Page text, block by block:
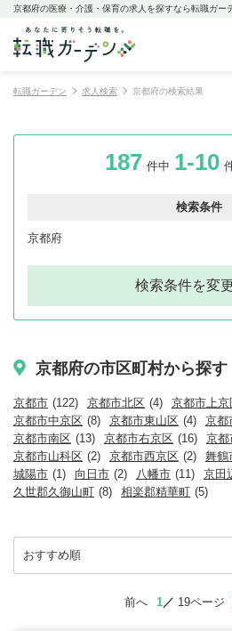
京都府の医療・介護・保育の求人を探すなら転職ガー
転職ガーデン 求人検索 京都府の検索結果
187 件中 1-10
検索条件
京都府
検索条件を変
京都府の市区町村から探す
京都市 (122) 京都市北区 (4) 京都市上京
京都市中京区 (8) 京都市東山区 (4) 京都
京都市南区 (13) 京都市右京区 (16) 京都
京都市山科区 (2) 京都市西京区 (2) 舞鶴
城陽市 (1) 向日市 (2) 八幡市 (11) 京田
久世郡久御山町 (8) 相楽郡精華町 (5)
前へ 1 19ページ